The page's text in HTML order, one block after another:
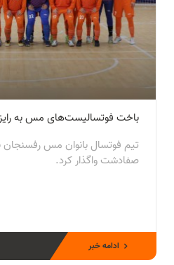
باخت فوتسالیست‌های مس به
تیم فوتسال بانوان مس رفسنجان
صفادشت واگذار کرد.
ادامه خبر